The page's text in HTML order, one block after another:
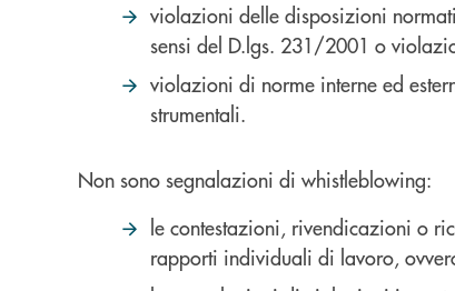
violazioni delle disposizioni
sensi del D.lgs. 231/2001 o
violazioni di norme interne ed
strumentali.
Non sono segnalazioni di whistleblowing:
le contestazioni, rivendicazioni o
rapporti individuali di lavoro,